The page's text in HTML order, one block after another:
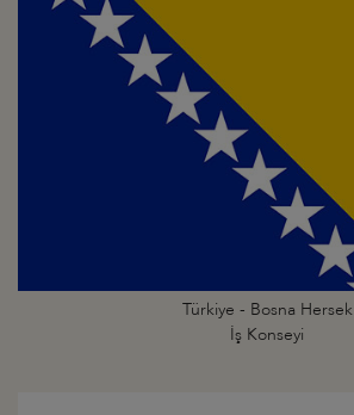
Türkiye - Bosna Hersek
İş Konseyi